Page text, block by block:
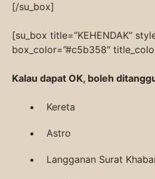
[/su_box]
[su_box title=”KEHENDAK”
box_color=”#c5b358″
Kalau dapat OK, boleh
Kereta
Astro
Langganan Surat